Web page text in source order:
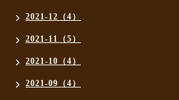
2021-12（4）
2021-11（5）
2021-10（4）
2021-09（4）